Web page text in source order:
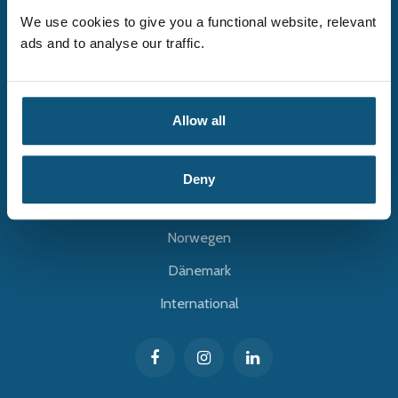
We use cookies to give you a functional website, relevant
ads and to analyse our traffic.
Allow all
Deny
KONTAKT
20354 Hamburg
+49 (0)40-22857936
kontakt@varhealthcare.ch
Norwegen
Dänemark
International